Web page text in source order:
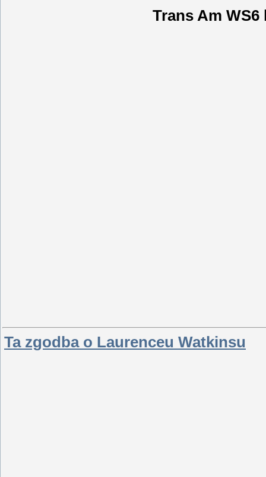
Trans Am
Ta zgodba o Laurenceu Watkinsu